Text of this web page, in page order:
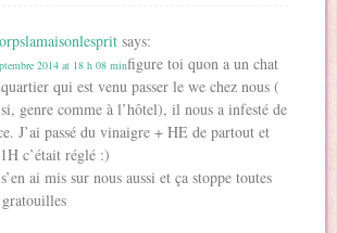
says:
2014 at 18 h 08 minfigure toi quon a un chat
qui est venu passer le we chez nous (
genre comme à l’hôtel), il nous a infesté de
J’ai passé du vinaigre + HE de partout et
c’était réglé :)
ai mis sur nous aussi et ça stoppe toutes